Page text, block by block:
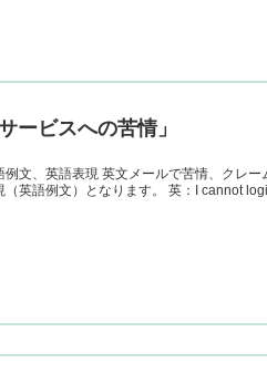
ービスへの苦情」
苦情、クレーム「サービスへの苦
ます。 英：I cannot login. 日：ログインで